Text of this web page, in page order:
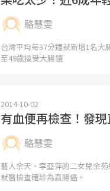
駱慧雯
台灣平均每37分鐘就新增1名
至49歲接受大腸鏡
2014-10-02
有血便再檢查！發
駱慧雯
藝人余天、李亞萍的二女兒余
就醫檢查確診為直腸癌。